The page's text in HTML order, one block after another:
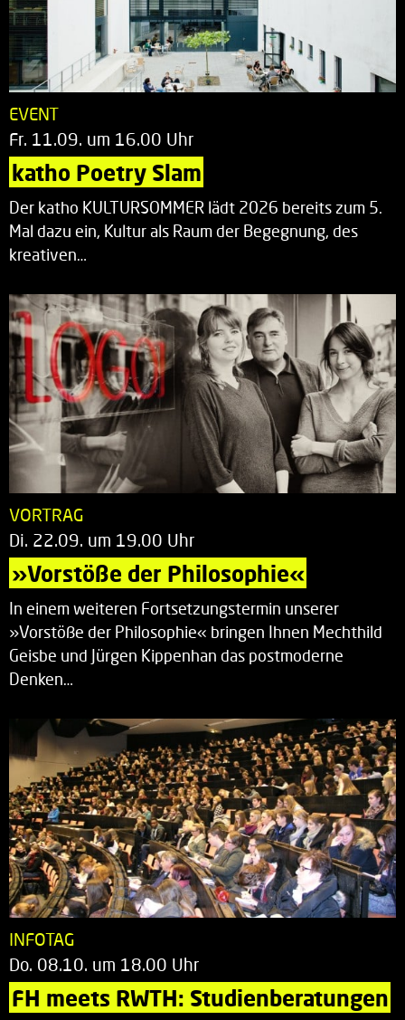
EVENT
Fr. 11.09. um 16.00 Uhr
katho Poetry Slam
Der katho KULTURSOMMER lädt 2026 bereits zum 5.
Mal dazu ein, Kultur als Raum der Begegnung, des
kreativen…
VORTRAG
Di. 22.09. um 19.00 Uhr
»Vorstöße der Philosophie«
In einem weiteren Fortsetzungstermin unserer
»Vorstöße der Philosophie« bringen Ihnen Mechthild
Geisbe und Jürgen Kippenhan das postmoderne
Denken…
INFOTAG
Do. 08.10. um 18.00 Uhr
FH meets RWTH: Studienberatungen